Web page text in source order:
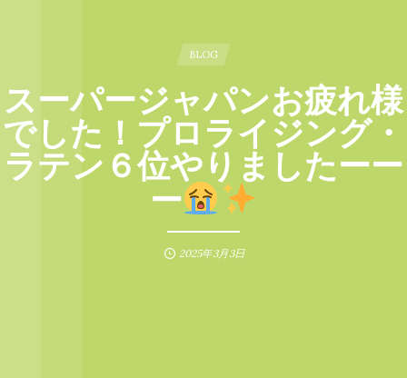
BLOG
スーパージャパンお疲れ様
でした！プロライジング・
ラテン６位やりましたーー
ー
2025年3月3日